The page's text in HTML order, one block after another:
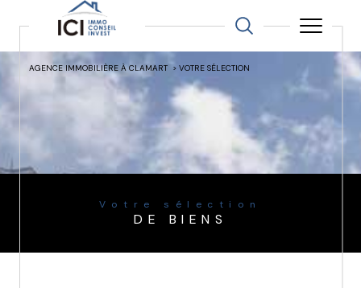
AGENCE IMMOBILIÈRE À CLAMART VOTRE SÉLECTION
Votre sélection
DE BIENS